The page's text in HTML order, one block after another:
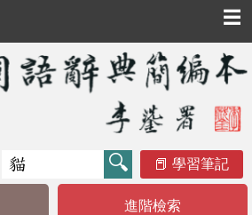
☰
學習筆記
進階檢索